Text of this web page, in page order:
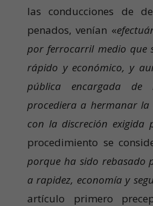
las conducciones de
penados, venían «
por ferrocarril medio que
rápido y económico, y
pública encargada de
procediera a hermanar la
con la discreción exigida
procedimiento se
porque ha sido rebasado
a rapidez, economía y
artículo primero